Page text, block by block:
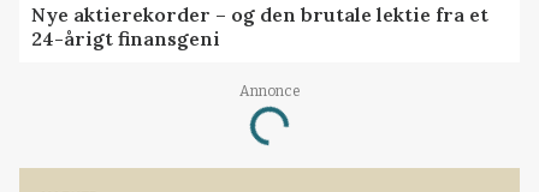
Nye aktierekorder – og den brutale lektie fra et
24-årigt finansgeni
Annonce
Loading...